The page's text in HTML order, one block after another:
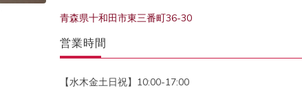
青森県十和田市東三番町36-30
営業時間
【水木金土日祝】10:00-17:00